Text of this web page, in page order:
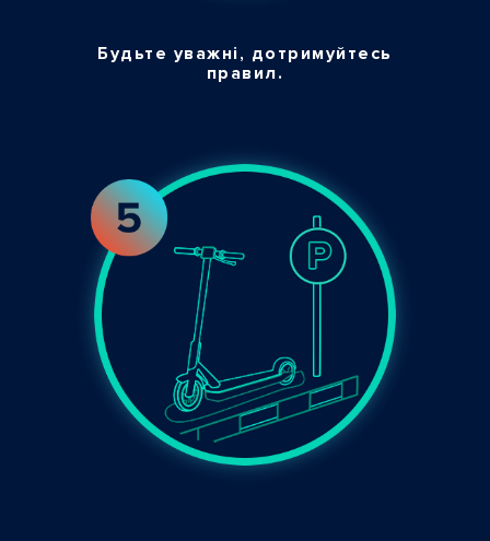
Будьте уважні, дотримуйтесь
правил.